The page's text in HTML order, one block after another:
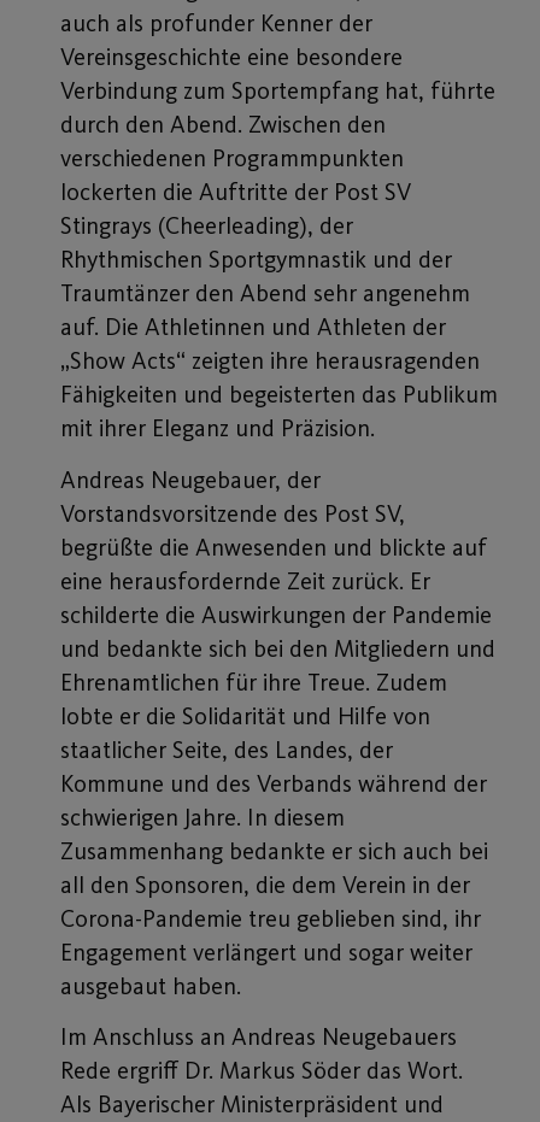
auch als profunder Kenner der
Vereinsgeschichte eine besondere
Verbindung zum Sportempfang hat, führte
durch den Abend. Zwischen den
verschiedenen Programmpunkten
lockerten die Auftritte der Post SV
Stingrays (Cheerleading), der
Rhythmischen Sportgymnastik und der
Traumtänzer den Abend sehr angenehm
auf. Die Athletinnen und Athleten der
„Show Acts“ zeigten ihre herausragenden
Fähigkeiten und begeisterten das Publikum
mit ihrer Eleganz und Präzision.
Andreas Neugebauer, der
Vorstandsvorsitzende des Post SV,
begrüßte die Anwesenden und blickte auf
eine herausfordernde Zeit zurück. Er
schilderte die Auswirkungen der Pandemie
und bedankte sich bei den Mitgliedern und
Ehrenamtlichen für ihre Treue. Zudem
lobte er die Solidarität und Hilfe von
staatlicher Seite, des Landes, der
Kommune und des Verbands während der
schwierigen Jahre. In diesem
Zusammenhang bedankte er sich auch bei
all den Sponsoren, die dem Verein in der
Corona-Pandemie treu geblieben sind, ihr
Engagement verlängert und sogar weiter
ausgebaut haben.
Im Anschluss an Andreas Neugebauers
Rede ergriff Dr. Markus Söder das Wort.
Als Bayerischer Ministerpräsident und